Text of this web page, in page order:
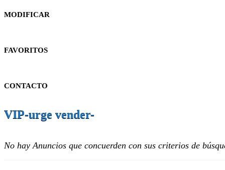
MODIFICAR
FAVORITOS
CONTACTO
VIP-urge vender-
No hay Anuncios que concuerden con sus criterios de